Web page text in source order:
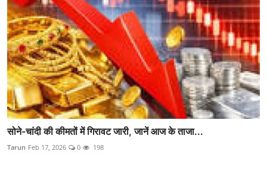
सोने-चांदी की कीमतों में गिरावट जारी, जानें आज के ताजा...
Tarun Feb 17, 2026 0 198